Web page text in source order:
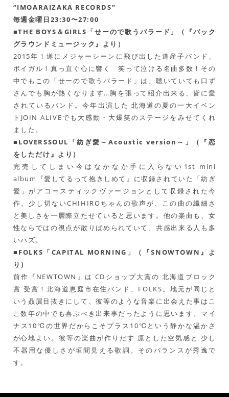
“IMOARAIZAKA RECORDS”
毎週金曜日23:30〜27:00
■THE BOYS＆GIRLS「せーので歌うバラード」（『バック
グラウンドミュージック』より）
2015年！遂にメジャーシーンに飛び出した道産子バンド、
ボイガル！真っ直ぐ心に響く 笑って泣ける名曲多数！その
中でもこの「せーので歌うバラード」は、聴いていても口ず
さんでも胸が熱くなります…胸を張って紹介出来る、皆に愛
されているバンド。今年出演した 北海道の夏の一大イベン
トJOIN ALIVEでも大感動・大爆笑のステージをみせてくれ
ました。
■LOVERSSOUL「紡ぎ愛～Acoustic version～」（『恋
をしただけ』より）
完売してしまい今はなかなか手に入らない1st mini
album『愛してるって抱きしめて』に収録されていた「紡ぎ
愛」がアコースティックヴァージョンとして収録された今
作。少し切ないCHIHIROちゃんの歌声が、この曲の繊細さ
と美しさを一層際立たせていると思います。他の楽曲も、女
性ならではの視点が散りばめられていて、共感出来る人も多
いハズ。
■FOLKS「CAPITAL MORNING」（『SNOWTOWN』よ
り）
前作『NEWTOWN』は CDショップ大賞の 北海道ブロック
賞 受賞！北海道恵庭市在住バンド、FOLKS。地元が同じと
いう贔屓目抜きにして、彼等のような音楽に出会えた事はこ
こ数年の中でも喜ぶべき出来事だったように思います。マイ
ナス10℃の世界だからこそプラス10℃という静かな温かさ
が心地よい。彼等の楽曲が作りだす 凛とした空気感と 少し
不器用な優しさが垣間見える歌詞。そのバランスが秀逸で
す。